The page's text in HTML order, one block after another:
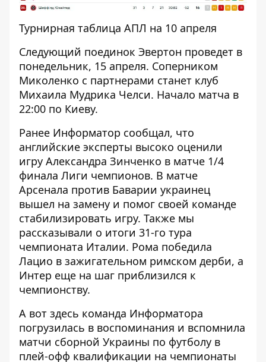
Турнирная таблица АПЛ на 10 апреля
Следующий поединок Эвертон проведет в
понедельник, 15 апреля. Соперником
Миколенко с партнерами станет клуб
Михаила Мудрика Челси. Начало матча в
22:00 по Киеву.
Ранее Информатор сообщал, что
английские эксперты высоко оценили
игру Александра Зинченко в матче 1/4
финала Лиги чемпионов. В матче
Арсенала против Баварии украинец
вышел на замену и помог своей команде
стабилизировать игру. Также мы
рассказывали о итоги 31-го тура
чемпионата Италии. Рома победила
Лацио в зажигательном римском дерби, а
Интер еще на шаг приблизился к
чемпионству.
А вот здесь команда Информатора
погрузилась в воспоминания и вспомнила
матчи сборной Украины по футболу в
плей-офф квалификации на чемпионаты